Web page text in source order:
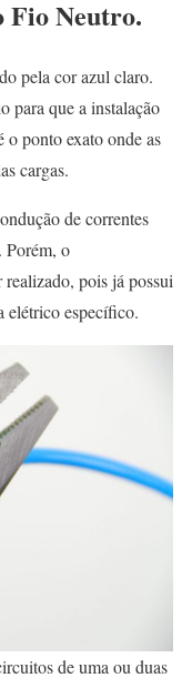
Fio Neutro.
pela cor azul claro.
para que a instalação
o ponto exato onde as
cargas.
de correntes
Porém, o
pois já possui
elétrico específico.
de uma ou duas